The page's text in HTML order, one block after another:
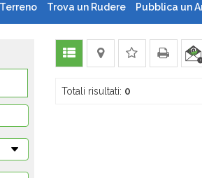
Trova un Rudere Pubblica un
Totali risultati: 0